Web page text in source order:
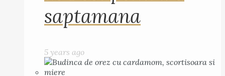
saptamana
5 years ago